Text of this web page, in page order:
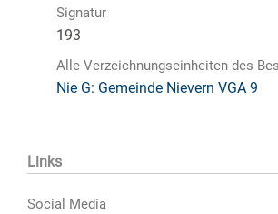
Signatur
193
Alle Verzeichnungseinheiten des
Nie G: Gemeinde Nievern VGA 9
Links
Social Media